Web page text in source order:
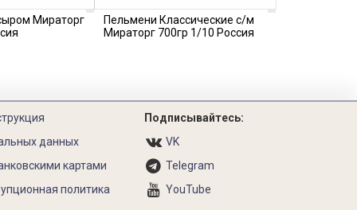
Мираторг
Пельмени Классические с/м
Мираторг 700гр 1/10 Россия
данных
картами
политика
Подписывайтесь:
VK
Telegram
YouTube